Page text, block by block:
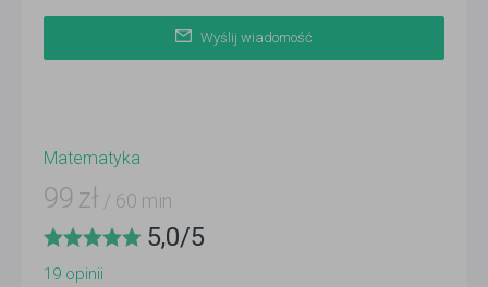
Wyślij wiadomość
Matematyka
99 zł / 60 min
5,0/5
19 opinii